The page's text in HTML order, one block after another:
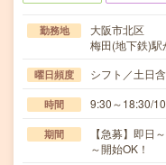
勤務地
大阪市北区
梅田(地下鉄)
曜日頻度 シフト／土日
時間 9:30～18:30/
期間
【急募】即
～開始OK！